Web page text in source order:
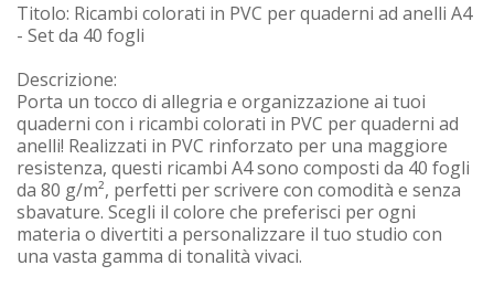
Titolo: Ricambi colorati in PVC per quaderni ad anelli A4
- Set da 40 fogli
Descrizione:
Porta un tocco di allegria e organizzazione ai tuoi
quaderni con i ricambi colorati in PVC per quaderni ad
anelli! Realizzati in PVC rinforzato per una maggiore
resistenza, questi ricambi A4 sono composti da 40 fogli
da 80 g/m², perfetti per scrivere con comodità e senza
sbavature. Scegli il colore che preferisci per ogni
materia o divertiti a personalizzare il tuo studio con
una vasta gamma di tonalità vivaci.